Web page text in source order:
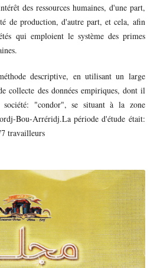
des ressources humaines, d'une part,
de production, d'autre part, et cela, afin
qui emploient le système des primes
descriptive, en utilisant un large
collecte des données empiriques, dont il
"condor", se situant à la zone
Bou-Arréridj.La période d'étude était:
travailleurs